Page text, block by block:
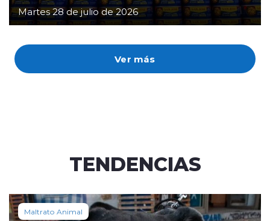
Ver más
Martes 28 de julio de 2026
TENDENCIAS
Maltrato Animal